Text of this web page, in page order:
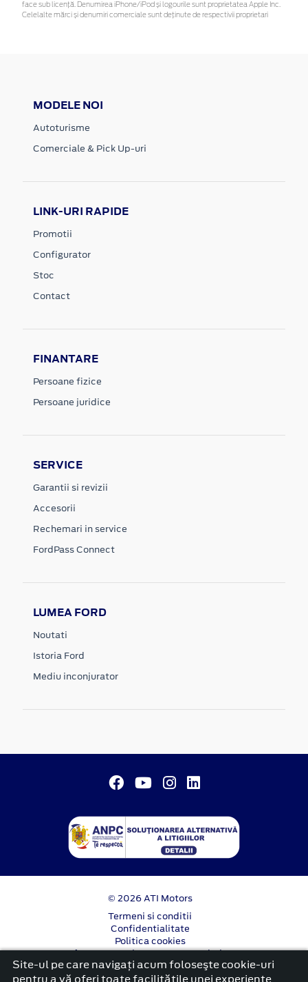
face sub licență. Denumirea iPhone/iPod și logourile sunt proprietatea Apple Inc.
Celelalte mărci și denumiri comerciale sunt deținute de respectivii proprietari
MODELE NOI
Autoturisme
Comerciale & Pick Up-uri
LINK-URI RAPIDE
Promotii
Configurator
Stoc
Contact
FINANTARE
Persoane fizice
Persoane juridice
SERVICE
Garantii si revizii
Accesorii
Rechemari in service
FordPass Connect
LUMEA FORD
Noutati
Istoria Ford
Mediu inconjurator
© 2026 ATI Motors
Termeni si conditii
Confidentialitate
Politica cookies
Anunț începere proiect ”PNRR. Fonduri pentru
România modernă și reformată”.
Site-ul pe care navigați acum foloseşte cookie-uri
pentru a vă oferi toate facilitățile unei experiențe